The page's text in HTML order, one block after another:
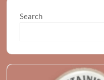
Search